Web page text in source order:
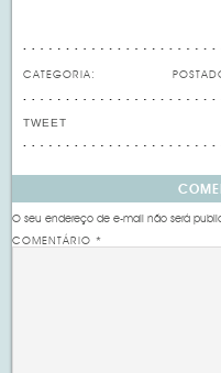
CATEGORIA:
TWEET
O seu endereço de e-mail não será
COMENTÁRIO*